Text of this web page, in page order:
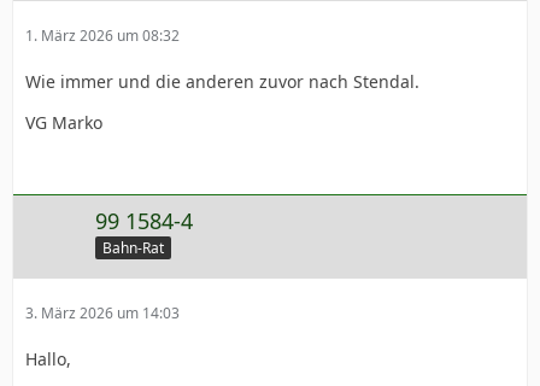
1. März 2026 um 08:32
Wie immer und die anderen zuvor nach Stendal.
VG Marko
99 1584-4
Bahn-Rat
3. März 2026 um 14:03
Hallo,